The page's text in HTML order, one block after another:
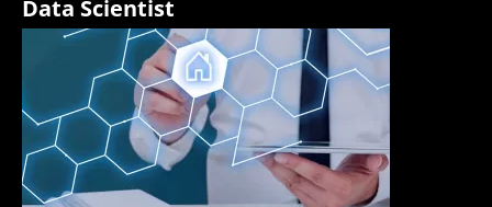
Data Scientist